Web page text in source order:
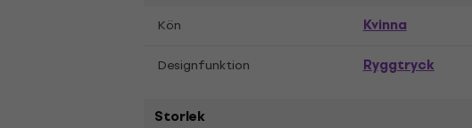
Kön Kvinna
Designfunktion Ryggtryck
Storlek